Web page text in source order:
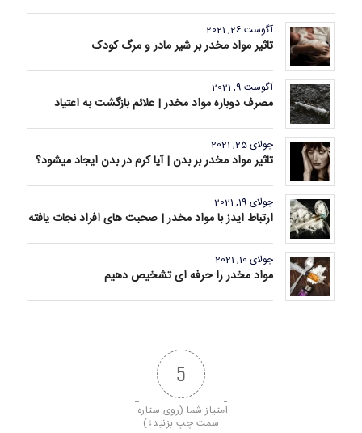
آگوست 26, 2021
تاثیر مواد مخدر بر شیر مادر و مرگ کودک
آگوست 9, 2021
مصرف دوباره مواد مخدر | علائم بازگشت به اعتیاد
جولای 25, 2021
تاثیر مواد مخدر بر بدن | آیا کرم در بدن ایجاد میشود؟
جولای 19, 2021
ارتباط ایدز با مواد مخدر | صحبت های افراد نجات یافته
جولای 10, 2021
مواد مخدر را حرفه ای تشخیص دهیم
5
امتیاز شما (روی ستاره
سمت چپ بزنید↓)